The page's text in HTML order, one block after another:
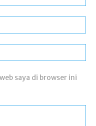
saya di browser ini